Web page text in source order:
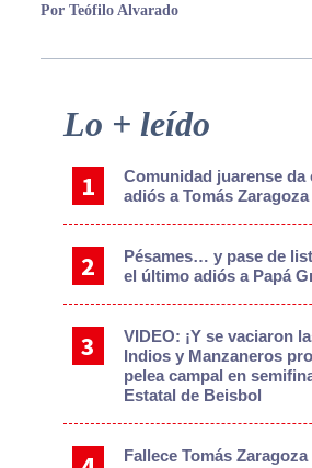
Por Teófilo Alvarado
Primary
Sidebar
Lo + leído
Comunidad juarense da
adiós a Tomás Zaragoza
Pésames… y pase de
el último adiós a Papá
VIDEO: ¡Y se vaciaron
Indios y Manzaneros
pelea campal en
Estatal de Beisbol
Fallece Tomás